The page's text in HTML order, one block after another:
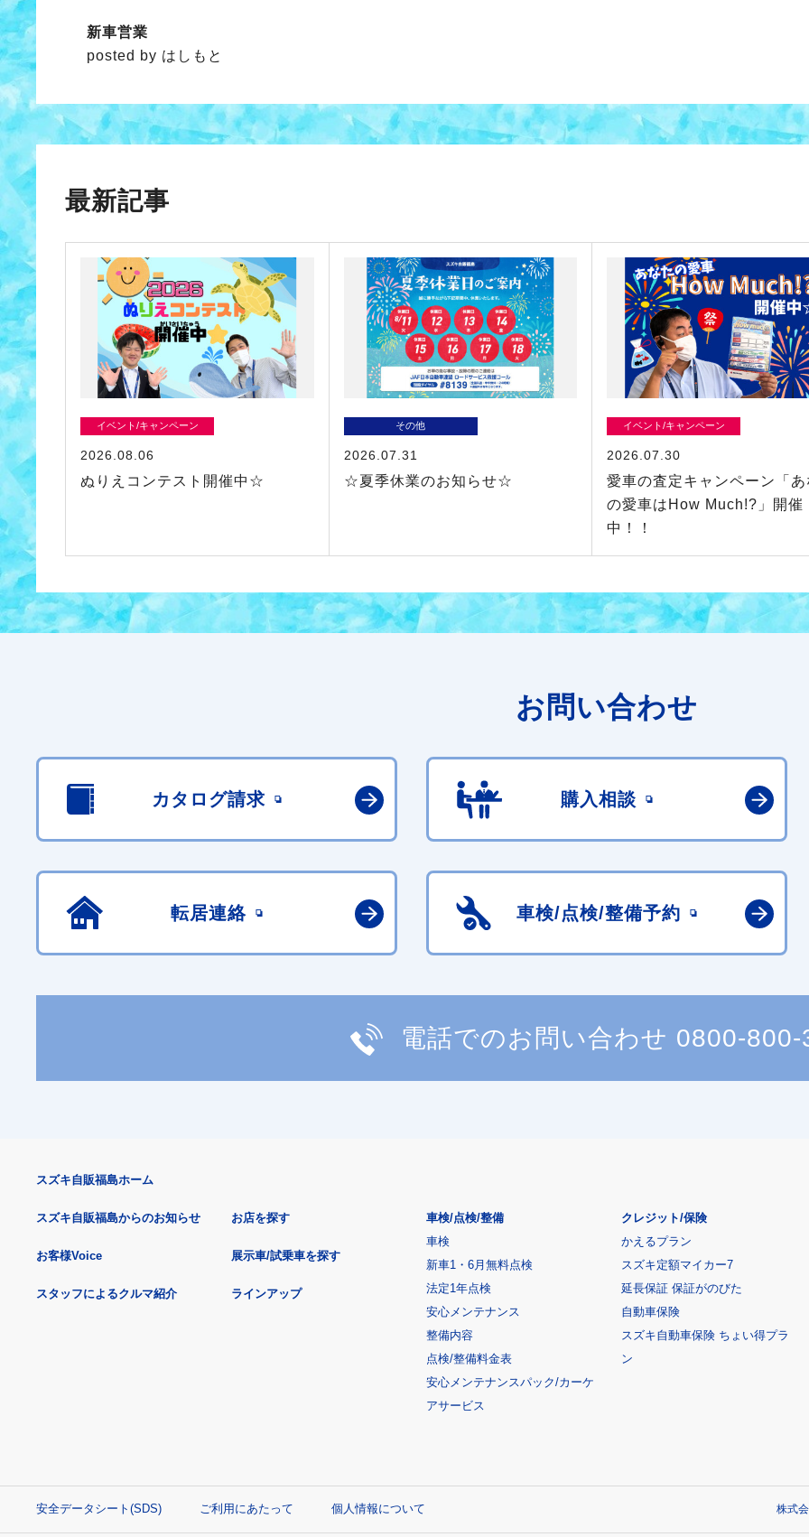
新車営業
posted by はしもと
最新記事
イベント/キャンペーン
2026.08.06
ぬりえコンテスト開催中☆
その他
2026.07.31
☆夏季休業のお知らせ☆
イベント/キャンペーン
2026.07.30
愛車の査定キャンペーン「
の愛車はHow Much!?」開催
中！！
お問い合わせ
カタログ請求 購入相談
転居連絡 車検/点検/整備予約
電話でのお問い合わせ 0800-800-
スズキ自販福島ホーム
スズキ自販福島からのお知らせ
お客様Voice
スタッフによるクルマ紹介
お店を探す
展示車/試乗車を探す
ラインアップ
車検/点検/整備
車検
新車1・6月無料点検
法定1年点検
安心メンテナンス
整備内容
点検/整備料金表
安心メンテナンスパック/カーケ
アサービス
クレジット/保険
かえるプラン
スズキ定額マイカー7
延長保証 保証がのびた
自動車保険
スズキ自動車保険 ちょい得プラ
ン
安全データシート(SDS) ご利用にあたって 個人情報について 株式